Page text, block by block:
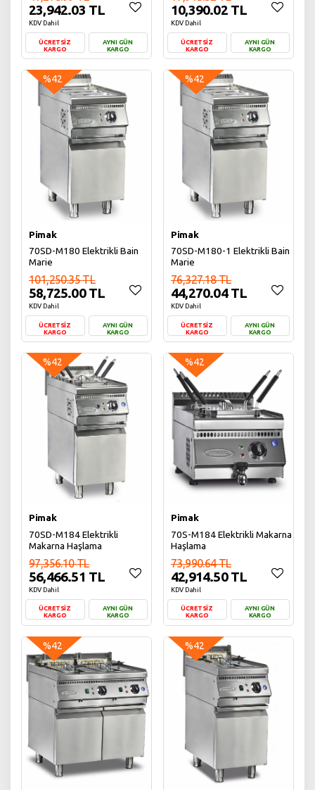
23,942.03 TL
KDV Dahil
ÜCRETSİZ
KARGO
AYNI GÜN
KARGO
Sepete Ekle
10,390.02 TL
KDV Dahil
ÜCRETSİZ
KARGO
AYNI GÜN
KARGO
Sepete Ekle
%42
Pimak
70SD-M180 Elektrikli Bain
Marie
101,250.35 TL
58,725.00 TL
KDV Dahil
ÜCRETSİZ
KARGO
AYNI GÜN
KARGO
Sepete Ekle
%42
Pimak
70SD-M180-1 Elektrikli Bain
Marie
76,327.18 TL
44,270.04 TL
KDV Dahil
ÜCRETSİZ
KARGO
AYNI GÜN
KARGO
Sepete Ekle
%42
Pimak
70SD-M184 Elektrikli
Makarna Haşlama
97,356.10 TL
56,466.51 TL
KDV Dahil
ÜCRETSİZ
KARGO
AYNI GÜN
KARGO
Sepete Ekle
%42
Pimak
70S-M184 Elektrikli Makarna
Haşlama
73,990.64 TL
42,914.50 TL
KDV Dahil
ÜCRETSİZ
KARGO
AYNI GÜN
KARGO
Sepete Ekle
%42 %42